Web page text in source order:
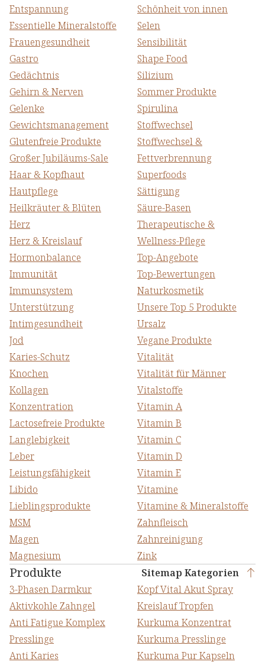
Entspannung
Essentielle Mineralstoffe
Frauengesundheit
Gastro
Gedächtnis
Gehirn & Nerven
Gelenke
Gewichtsmanagement
Glutenfreie Produkte
Großer Jubiläums-Sale
Haar & Kopfhaut
Hautpflege
Heilkräuter & Blüten
Herz
Herz & Kreislauf
Hormonbalance
Immunität
Immunsystem
Unterstützung
Intimgesundheit
Jod
Karies-Schutz
Knochen
Kollagen
Konzentration
Lactosefreie Produkte
Langlebigkeit
Leber
Leistungsfähigkeit
Libido
Lieblingsprodukte
MSM
Magen
Magnesium
Schönheit von innen
Selen
Sensibilität
Shape Food
Silizium
Sommer Produkte
Spirulina
Stoffwechsel
Stoffwechsel &
Fettverbrennung
Superfoods
Sättigung
Säure-Basen
Therapeutische &
Wellness-Pflege
Top-Angebote
Top-Bewertungen
Naturkosmetik
Unsere Top 5 Produkte
Ursalz
Vegane Produkte
Vitalität
Vitalität für Männer
Vitalstoffe
Vitamin A
Vitamin B
Vitamin C
Vitamin D
Vitamin E
Vitamine
Vitamine & Mineralstoffe
Zahnfleisch
Zahnreinigung
Zink
Produkte
Sitemap Kategorien
3-Phasen Darmkur
Aktivkohle Zahngel
Anti Fatigue Komplex
Presslinge
Anti Karies
Kopf Vital Akut Spray
Kreislauf Tropfen
Kurkuma Konzentrat
Kurkuma Presslinge
Kurkuma Pur Kapseln